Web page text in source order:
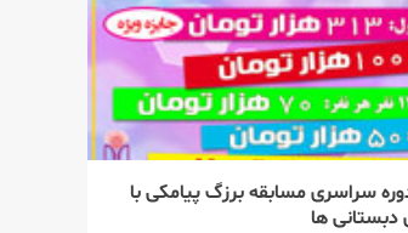
سراسری مسابقه برزگ پیامكی با
دبستانی ها